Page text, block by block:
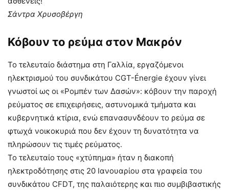
Σάντρα Χρυσοβέργη
Κόβουν το ρεύμα στον Μακρόν
Το τελευταίο διάστημα στη Γαλλία, εργαζόμενοι
ηλεκτρισμού του συνδικάτου CGT-Énergie έχουν γίνει
γνωστοί ως οι «Ρομπέν των Δασών»: κόβουν την παροχή
ρεύματος σε επιχειρήσεις, αστυνομικά τμήματα και
κυβερνητικά κτίρια, ενώ επανασυνδέουν το ρεύμα σε
φτωχά νοικοκυριά που δεν έχουν τη δυνατότητα να
πληρώσουν τις τιμές ρεύματος.
Το τελευταίο τους «χτύπημα» ήταν η διακοπή
ηλεκτροδότησης στις 20 Ιανουαρίου στα γραφεία του
συνδικάτου CFDT, της παλαιότερης και πιο συμβιβαστικής